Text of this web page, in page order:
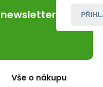
Vše o nákupu